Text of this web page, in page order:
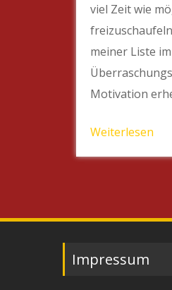
viel Zeit wie
meiner Liste
Motivation
Weiterlesen
Impressum